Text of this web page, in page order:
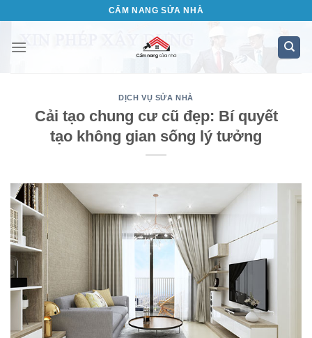
nội
CẨM NANG SỬA NHÀ
DỊCH VỤ SỬA NHÀ
Cải tạo chung cư cũ đẹp: Bí quyết
tạo không gian sống lý tưởng